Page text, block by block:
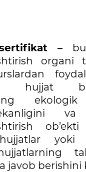
– bu
organi
hujjat
va
yoki
javob berishini